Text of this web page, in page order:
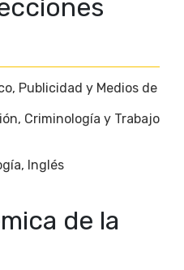
Publicidad y Medios de
Criminología y Trabajo
Inglés
de la